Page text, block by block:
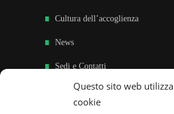
Questo sito web utilizza
cookie
Cultura dell’accoglienza
News
Sedi e Contatti
Sostieni